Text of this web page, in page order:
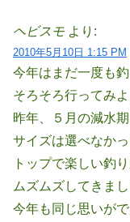
ヘビスモ より:
2010年5月10日 1:15 PM
今年はまだ一度も
そろそろ行ってみよ
昨年、５月の減水期
サイズは選べなかっ
トップで楽しい釣
ムズムズしてきまし
今年も同じ思いが